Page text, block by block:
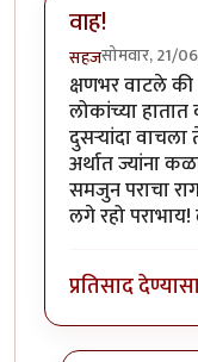
वाह!
सहजसोमवार, 21/
क्षणभर वाटले की
लोकांच्या
दुसर्‍यांदा वाचला
अर्थात ज्यांना
समजुन पराचा
लगे रहो
प्रतिसाद